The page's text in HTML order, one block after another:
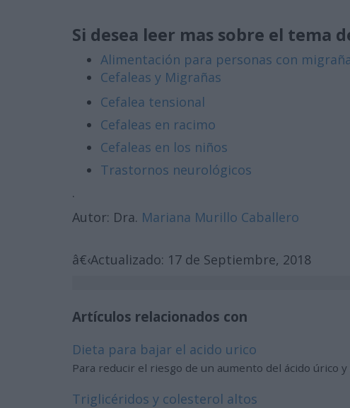
Si desea leer mas sobre el tema
Alimentación para personas con
Cefaleas y Migrañas
Cefalea tensional
Cefaleas en racimo
Cefaleas en los niños
Trastornos neurológicos
.
Autor: Dra. Mariana Murillo Caballero
â€‹Actualizado: 17 de Septiembre, 2018
Artículos relacionados con
Dieta para bajar el acido urico
Para reducir el riesgo de un aumento del ácido úrico
Triglicéridos y colesterol altos